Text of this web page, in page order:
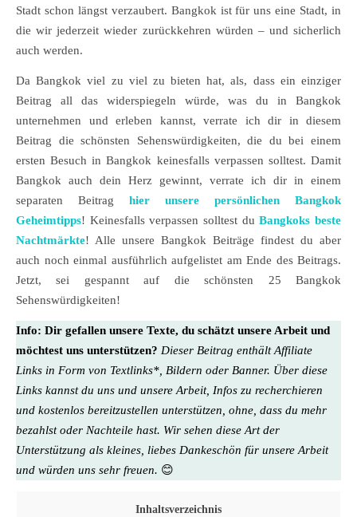
Stadt schon längst verzaubert. Bangkok ist für uns eine Stadt, in
die wir jederzeit wieder zurückkehren würden – und sicherlich
auch werden.
Da Bangkok viel zu viel zu bieten hat, als, dass ein einziger
Beitrag all das widerspiegeln würde, was du in Bangkok
unternehmen und erleben kannst, verrate ich dir in diesem
Beitrag die schönsten Sehenswürdigkeiten, die du bei einem
ersten Besuch in Bangkok keinesfalls verpassen solltest. Damit
Bangkok auch dein Herz gewinnt, verrate ich dir in einem
separaten Beitrag hier unsere persönlichen Bangkok
Geheimtipps! Keinesfalls verpassen solltest duBangkoks beste
Nachtmärkte! Alle unsere Bangkok Beiträge findest du aber
auch noch einmal ausführlich aufgelistet am Ende des Beitrags.
Jetzt, sei gespannt auf die schönsten 25 Bangkok
Sehenswürdigkeiten!
Info: Dir gefallen unsere Texte, du schätzt unsere Arbeit und
möchtest uns unterstützen? Dieser Beitrag enthält Affiliate
Links in Form von Textlinks*, Bildern oder Banner. Über diese
Links kannst du uns und unsere Arbeit, Infos zu recherchieren
und kostenlos bereitzustellen unterstützen, ohne, dass du mehr
bezahlst oder Nachteile hast. Wir sehen diese Art der
Unterstützung als kleines, liebes Dankeschön für unsere Arbeit
und würden uns sehr freuen. 😊
Inhaltsverzeichnis